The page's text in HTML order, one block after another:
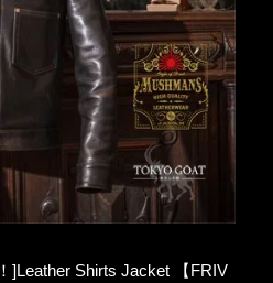
]Leather Shirts Jacket 【FRIV